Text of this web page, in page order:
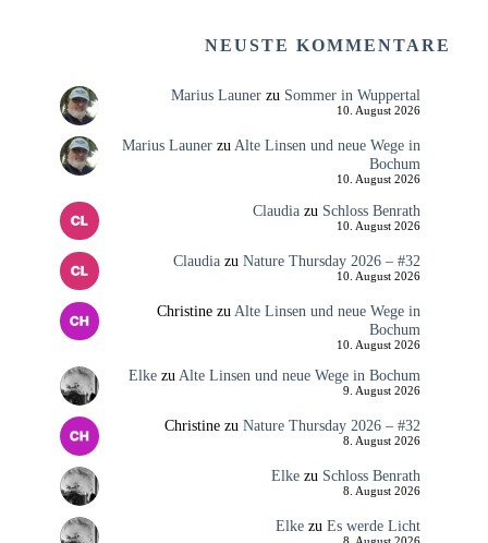
NEUSTE KOMMENTARE
Marius Launerzu Sommer in Wuppertal
10. August 2026
Marius LaunerzuAlte Linsen und neue Wege in
Bochum
10. August 2026
Claudiazu Schloss Benrath
10. August 2026
Claudiazu Nature Thursday 2026 – #32
10. August 2026
Christinezu Alte Linsen und neue Wege in
Bochum
10. August 2026
Elkezu Alte Linsen und neue Wege in Bochum
9. August 2026
Christinezu Nature Thursday 2026 – #32
8. August 2026
Elkezu Schloss Benrath
8. August 2026
Elkezu Es werde Licht